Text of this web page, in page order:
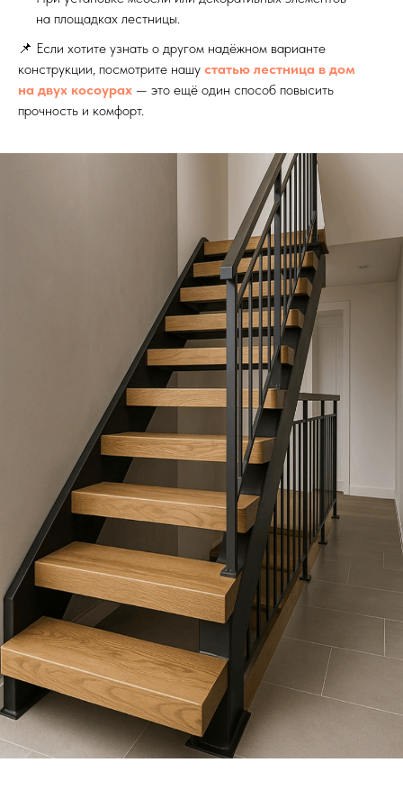
Выезд и ЗD ПРОЕКТбесплатно!
Лестница на
металлокаркасе
обшивку деревом
Москве
на площадках лестницы.
📌 Если хотите узнать о другом надёжном варианте
конструкции, посмотрите нашу статью лестница в дом
на двух косоурах — это ещё один способ повысить
прочность и комфорт.